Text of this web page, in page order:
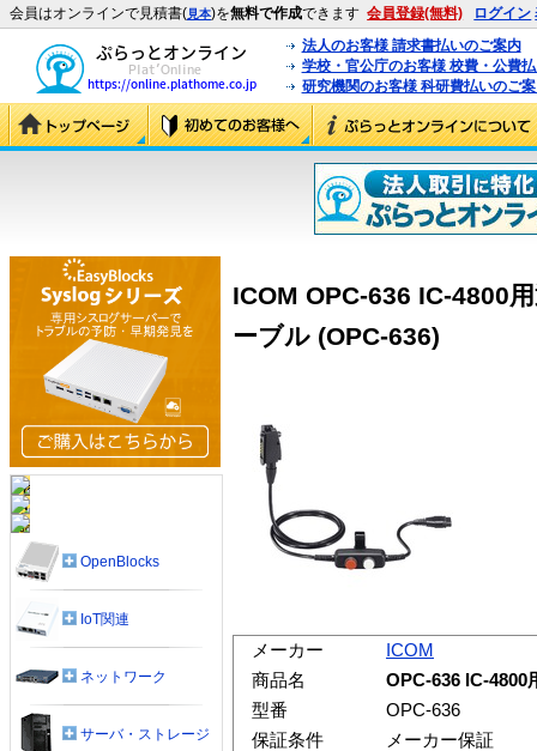
会員はオンラインで見積書(見本)を無料で作成できます 会員登録(無料) ログイン
法人のお客様 請求書払いのご案内
学校・官公庁のお客様 校費・公費
研究機関のお客様 科研費払いのご
ICOM OPC-636 IC-4800
ーブル (OPC-636)
メーカー
ICOM
商品名
OPC-636 IC-4800
型番
OPC-636
保証条件
メーカー保証
OpenBlocks
IoT関連
ネットワーク
サーバ・ストレージ